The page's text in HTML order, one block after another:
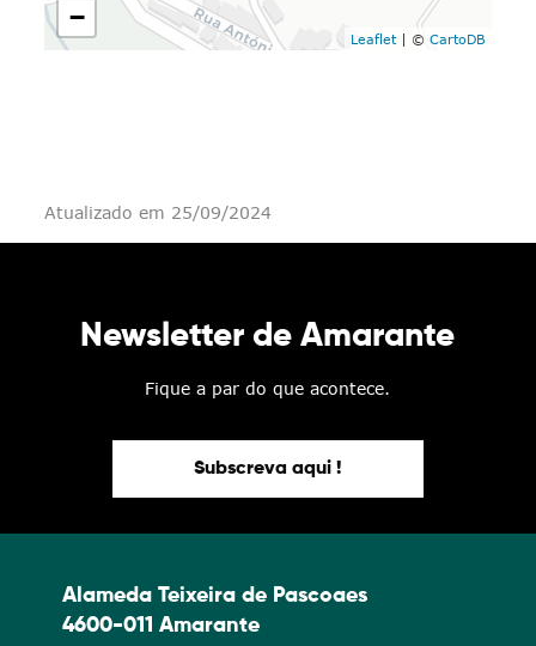
−
Leaflet| © CartoDB
Atualizado em 25/09/2024
Newsletter de Amarante
Fique a par do que acontece.
Subscreva aqui !
Alameda Teixeira de Pascoaes
4600-011 Amarante